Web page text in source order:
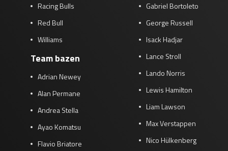
Kwalificatie
Race
zo 17:00 - 19:00
Racing Bulls
Red Bull
Williams
Team bazen
Adrian Newey
Alan Permane
Andrea Stella
Ayao Komatsu
Flavio Briatore
Gabriel Bortoleto
George Russell
Isack Hadjar
Lance Stroll
Lando Norris
Lewis Hamilton
Liam Lawson
Max Verstappen
Nico Hülkenberg